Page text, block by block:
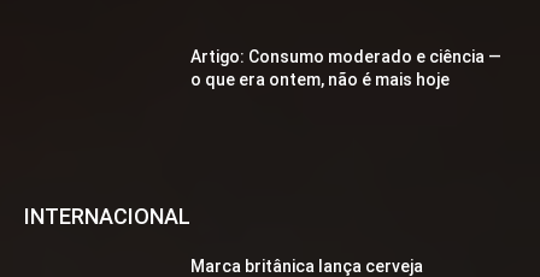
Artigo: Consumo moderado e ciência —
o que era ontem, não é mais hoje
INTERNACIONAL
Marca britânica lança cerveja